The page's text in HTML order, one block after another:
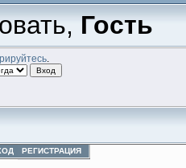
Гость
РЕГИСТРАЦИЯ